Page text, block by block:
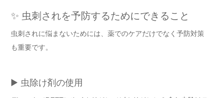
✨ 虫刺されを予防するためにできること
虫刺されに悩まないためには、薬でのケアだけでなく予防対策
も重要です。
▶️ 虫除け剤の使用